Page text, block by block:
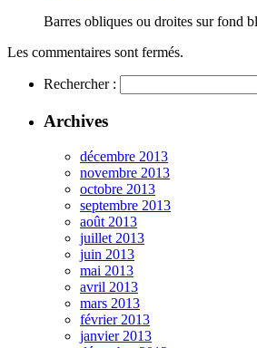
Barres obliques ou droites sur fond
Les commentaires sont fermés.
Rechercher :
Archives
décembre 2013
novembre 2013
octobre 2013
septembre 2013
août 2013
juillet 2013
juin 2013
mai 2013
avril 2013
mars 2013
février 2013
janvier 2013